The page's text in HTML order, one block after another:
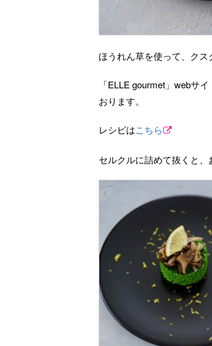
ほうれん草を使って、クス
「ELLE gourmet」webサ
おります。
レシピはこちら
セルクルに詰めて抜くと、